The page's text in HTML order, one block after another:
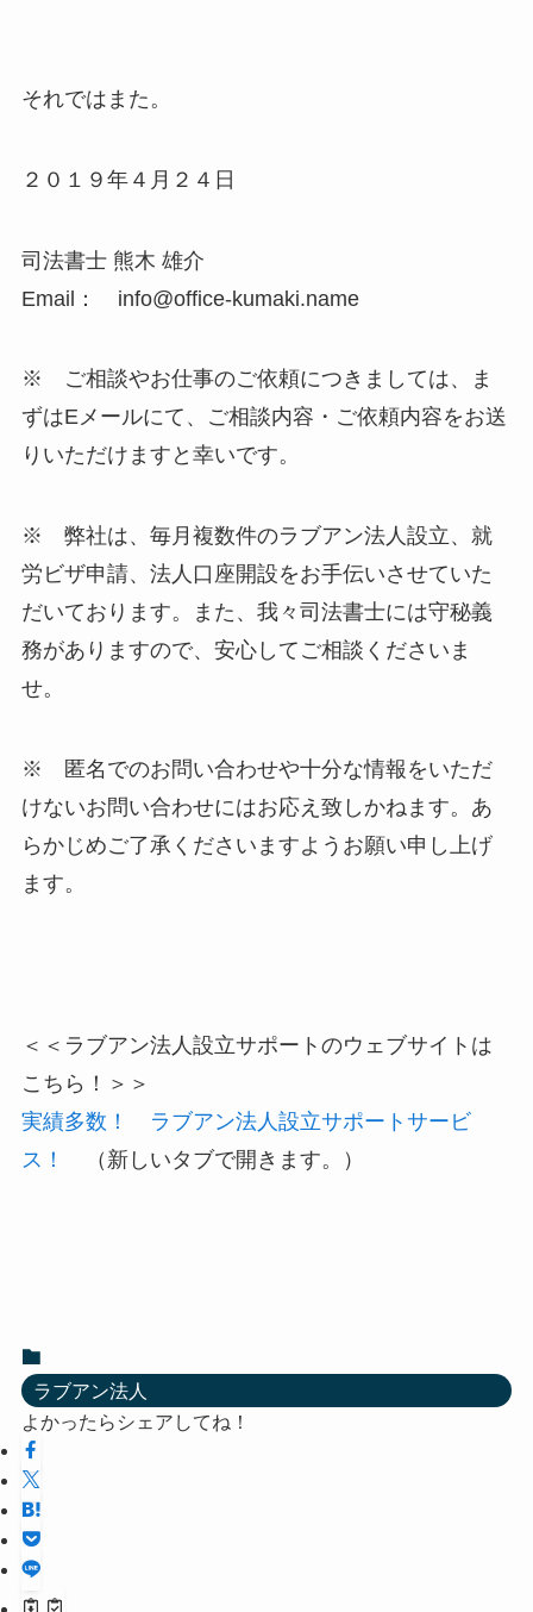
それではまた。
２０１９年４月２４日
司法書士 熊木 雄介
Email： info@office-kumaki.name
※ ご相談やお仕事のご依頼につきましては、ま
ずはEメールにて、ご相談内容・ご依頼内容をお送
りいただけますと幸いです。
※ 弊社は、毎月複数件のラブアン法人設立、就
労ビザ申請、法人口座開設をお手伝いさせていた
だいております。また、我々司法書士には守秘義
務がありますので、安心してご相談くださいま
せ。
※ 匿名でのお問い合わせや十分な情報をいただ
けないお問い合わせにはお応え致しかねます。あ
らかじめご了承くださいますようお願い申し上げ
ます。
＜＜ラブアン法人設立サポートのウェブサイトは
こちら！＞＞
実績多数！ ラブアン法人設立サポートサービ
ス！
（新しいタブで開きます。）
ラブアン法人
よかったらシェアしてね！